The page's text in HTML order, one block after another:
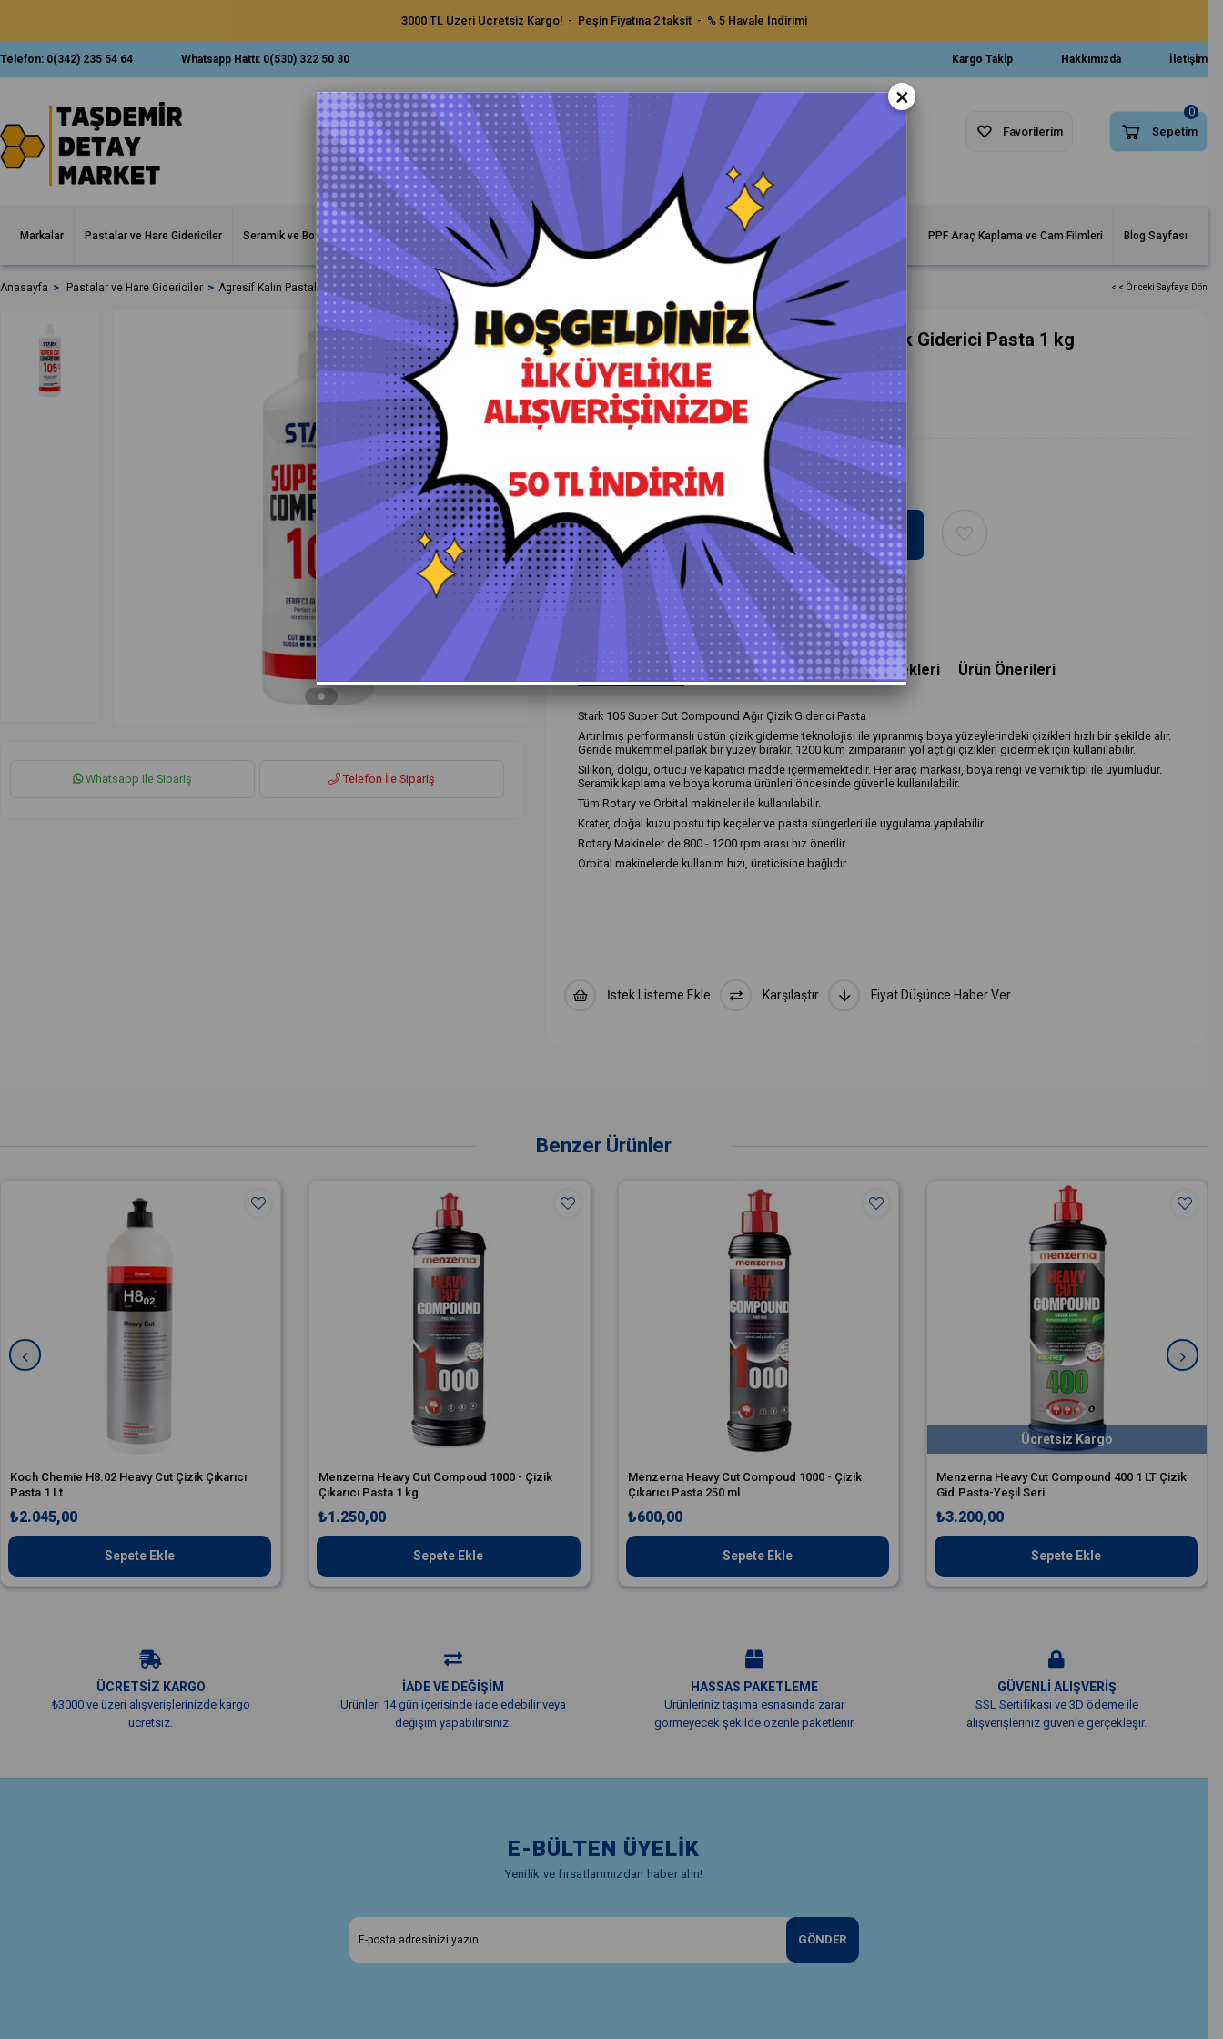
3000 TL Üzeri Ücretsiz Kargo! - Peşin Fiyatına 2 taksit - % 5 Havale İndirimi
Telefon: 0(342) 235 54 64 Whatsapp Hattı: 0(530) 322 50 30 Kargo Takip Hakkımızda İletişim
Sepetim
0
Favorilerim
Markalar Pastalar ve Hare Gidericiler Seramik ve Boya Korumalar İç Bakım Ürünleri Dış Bakım Ürünleri Uygulama Pedleri ve Bezler Aksesuarlar ve Makineler PPF Araç Kaplama ve Cam Filmleri Blog Sayfası
Anasayfa Pastalar ve Hare Gidericiler Agresif Kalın Pastalar Stark 105 Super Cut Compound Ağır Çizik Giderici Pasta 1 kg < < Önceki Sayfaya Dön
Whatsapp ile Sipariş Telefon İle Sipariş
Stark 105 Super Cut Compound Ağır Çizik Giderici Pasta 1 kg
Orijinal Ürün - Yetkili Satıcı - Hızlı Kargo
₺2.300,00
Havale ile Ödeme
₺2.185,00
Daha Fazla Agresif Kalın Pastalar
Ürün Özellikleri Yorumlar(0) Ödeme Seçenekleri Ürün Önerileri
Stark 105 Super Cut Compound Ağır Çizik Giderici Pasta
Artırılmış performanslı üstün çizik giderme teknolojisi ile yıpranmış boya yüzeylerindeki çizikleri hızlı bir şekilde alır.
Geride mükemmel parlak bir yüzey bırakır. 1200 kum zımparanın yol açtığı çizikleri gidermek için kullanılabilir.
Silikon, dolgu, örtücü ve kapatıcı madde içermemektedir. Her araç markası, boya rengi ve vernik tipi ile uyumludur.
Seramik kaplama ve boya koruma ürünleri öncesinde güvenle kullanılabilir.
Tüm Rotary ve Orbital makineler ile kullanılabilir.
Krater, doğal kuzu postu tip keçeler ve pasta süngerleri ile uygulama yapılabilir.
Rotary Makineler de 800 - 1200 rpm arası hız önerilir.
Orbital makinelerde kullanım hızı, üreticisine bağlıdır.
İstek Listeme Ekle Karşılaştır Fiyat Düşünce Haber Ver
Benzer Ürünler
Koch Chemie H8.02 Heavy Cut Çizik Çıkarıcı
Pasta 1 Lt
₺2.045,00
Sepete Ekle
Menzerna Heavy Cut Compoud 1000 - Çizik
Çıkarıcı Pasta 1 kg
₺1.250,00
Sepete Ekle
Menzerna Heavy Cut Compoud 1000 - Çizik
Çıkarıcı Pasta 250 ml
₺600,00
Sepete Ekle
Menzerna Heavy Cut Compound 400 1 LT Çizik
Gid.Pasta-Yeşil Seri
₺3.200,00
Sepete Ekle
Ücretsiz Kargo
ÜCRETSİZ KARGO
₺3000 ve üzeri alışverişlerinizde kargo
ücretsiz.
İADE VE DEĞİŞİM
Ürünleri 14 gün içerisinde iade edebilir veya
değişim yapabilirsiniz.
HASSAS PAKETLEME
Ürünleriniz taşıma esnasında zarar
görmeyecek şekilde özenle paketlenir.
GÜVENLİ ALIŞVERİŞ
SSL Sertifikası ve 3D ödeme ile
alışverişleriniz güvenle gerçekleşir.
E-BÜLTEN ÜYELİK
Yenilik ve fırsatlarımızdan haber alın!
GÖNDER
×